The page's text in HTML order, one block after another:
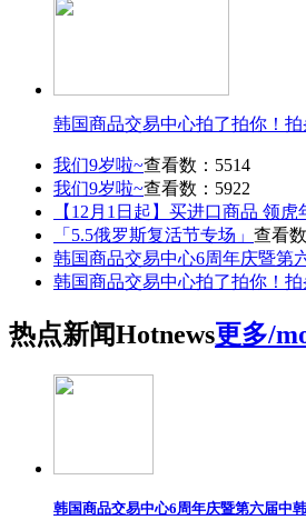
韩国商品交易中心拍了拍你！
我们9岁啦~查看数：5514
我们9岁啦~查看数：5922
【12月1日起】买进口商品 领虎
「5.5俄罗斯复活节专场」 查看
韩国商品交易中心6周年庆暨第
韩国商品交易中心拍了拍你！
热点新闻Hotnews更多/
韩国商品交易中心6周年庆暨第六届中